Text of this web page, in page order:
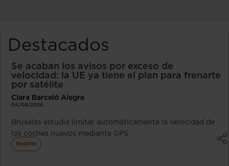
Destacados
Se acaban los avisos por exceso de
velocidad: la UE ya tiene el plan para frenarte
por satélite
Clara Barceló Alegre
04/08/2026
Bruselas estudia limitar automáticamente la velocidad de
los coches nuevos mediante GPS
Radares